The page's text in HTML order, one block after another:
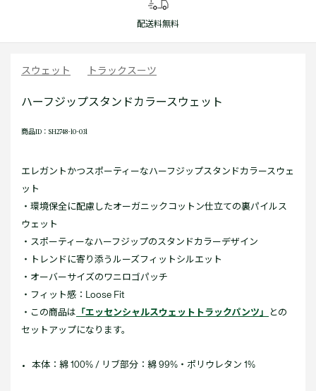
配送料無料
スウェット トラックスーツ
ハーフジップスタンドカラースウェット
商品ID：SH2748-10-031
エレガントかつスポーティーなハーフジップスタンドカラースウェ
ット
・環境保全に配慮したオーガニックコットン仕立ての裏パイルス
ウェット
・スポーティーなハーフジップのスタンドカラーデザイン
・トレンドに寄り添うルーズフィットシルエット
・オーバーサイズのワニロゴパッチ
・フィット感：Loose Fit
・この商品は 「エッセンシャルスウェットトラックパンツ」 との
セットアップになります。
本体：綿 100% / リブ部分：綿 99%・ポリウレタン 1%